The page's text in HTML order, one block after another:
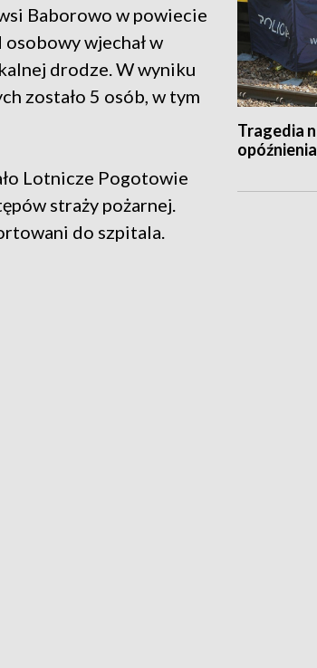
Tragedia
Baborowo w powiecie
wjechał w
drodze. W wyniku
zostało 5 osób, w tym
Lotnicze Pogotowie
straży pożarnej.
do szpitala.